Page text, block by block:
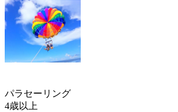
パラセーリング
4歳以上